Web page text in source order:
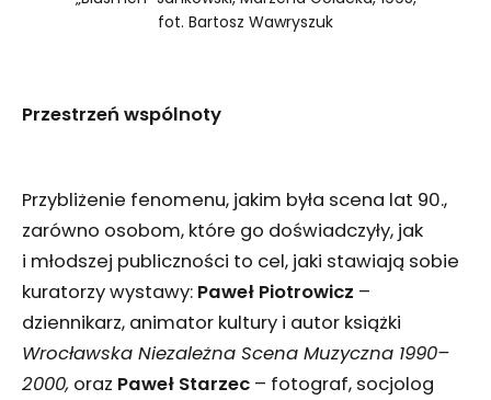
fot. Bartosz Wawryszuk
Przestrzeń wspólnoty
Przybliżenie fenomenu, jakim była scena lat 90.,
zarówno osobom, które go doświadczyły, jak
i młodszej publiczności to cel, jaki stawiają sobie
kuratorzy wystawy: Paweł Piotrowicz –
dziennikarz, animator kultury i autor książki
Wrocławska Niezależna Scena Muzyczna 1990–
2000, oraz Paweł Starzec – fotograf, socjolog